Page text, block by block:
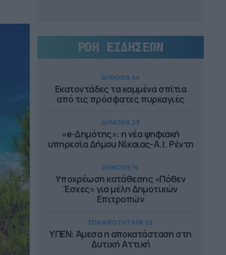
ΡΟΗ ΕΙΔΗΣΕΩΝ
ΔΗΜΟΙ09.44
Εκατοντάδες τα καμμένα σπίτια
από τις πρόσφατες πυρκαγιές
ΔΗΜΟΙ09.29
«e-Δημότης»: η νέα ψηφιακή
υπηρεσία Δήμου Νίκαιας-Α.I. Ρέντη
ΔΗΜΟΙ09.16
Υποχρέωση κατάθεσης «Πόθεν
Έσχες» για μέλη Δημοτικών
Επιτροπών
ΕΠΙΚΑΙΡΟΤΗΤΑ08.52
ΥΠΕΝ: Άμεσα η αποκατάσταση στη
Δυτική Αττική